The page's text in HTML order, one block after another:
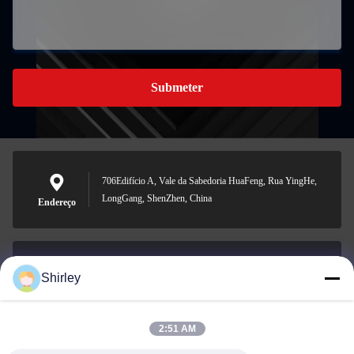
Submeter
Endereço
706Edifício A, Vale da Sabedoria HuaFeng, Rua YingHe,
LongGang, ShenZhen, China
Shirley
2:51 AM